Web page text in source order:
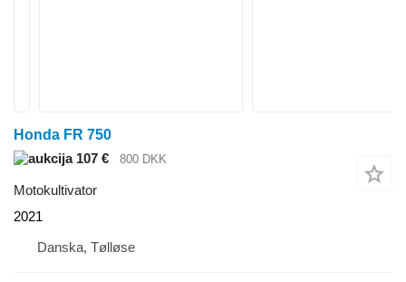
Honda FR 750
107 €
800 DKK
Motokultivator
2021
Danska, Tølløse